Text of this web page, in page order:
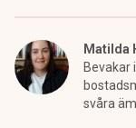
Matilda
Bevakar
svåra